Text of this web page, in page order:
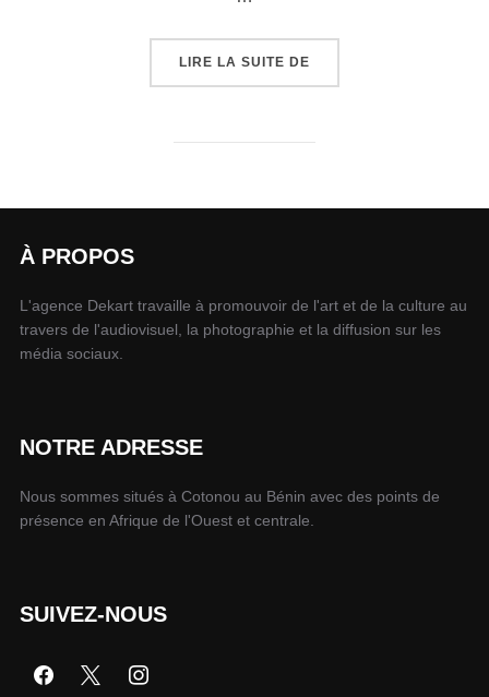
LIRE LA SUITE DE
À PROPOS
L'agence Dekart travaille à promouvoir de l'art et de la culture au
travers de l'audiovisuel, la photographie et la diffusion sur les
média sociaux.
NOTRE ADRESSE
Nous sommes situés à Cotonou au Bénin avec des points de
présence en Afrique de l'Ouest et centrale.
SUIVEZ-NOUS